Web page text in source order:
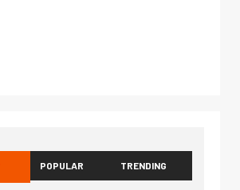
POPULAR TRENDING